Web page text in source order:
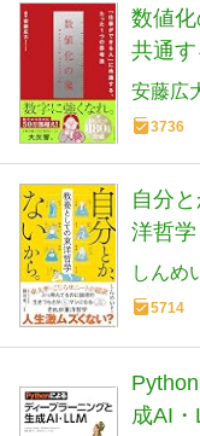
数値
共通
安藤広
3736
自分
洋哲
しんめ
5714
成AI・